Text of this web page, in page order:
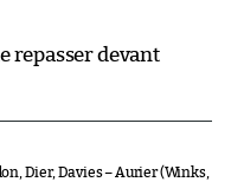
repasser devant
Dier, Davies – Aurier (Winks,